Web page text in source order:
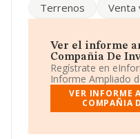
CNAE es '%cnae%' con
tiene actividad en
Ha contado con el
teniendo en cuenta la
INFORMA, ha
por debajo de la media
La empresa española
Inversiones S.A, con
de Ourense, Galicia.
Terrenos Venta
Ver el informe
Compañia De
Regístrate en
Informe Ampliado
VER INFORME
COMPAÑIA